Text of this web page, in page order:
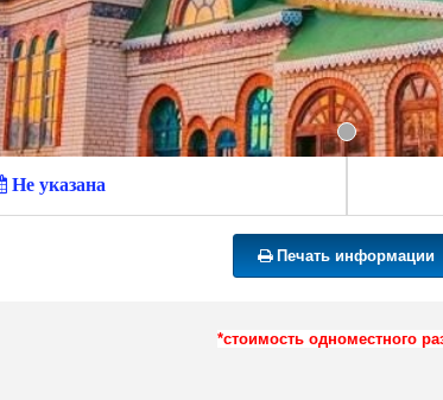
Не указана
Печать информации
*стоимость одноместного